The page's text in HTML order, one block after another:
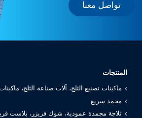
تواصل معنا
المنتجات
ماكينات تصنيع الثلج، آلات صناعة الثلج، ماكينات
مجمد سريع
ثلاجة مجمدة عمودية، شوك فريزر، بلاست